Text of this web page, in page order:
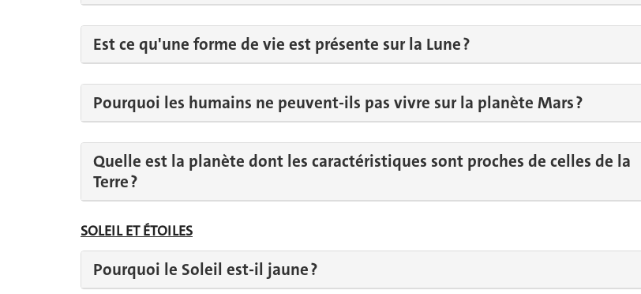
Est ce qu'une forme de vie est présente sur la Lune ?
Pourquoi les humains ne peuvent-ils pas vivre sur la planète Mars ?
Quelle est la planète dont les caractéristiques sont proches de celles de la
Terre ?
SOLEIL ET ÉTOILES
Pourquoi le Soleil est-il jaune ?